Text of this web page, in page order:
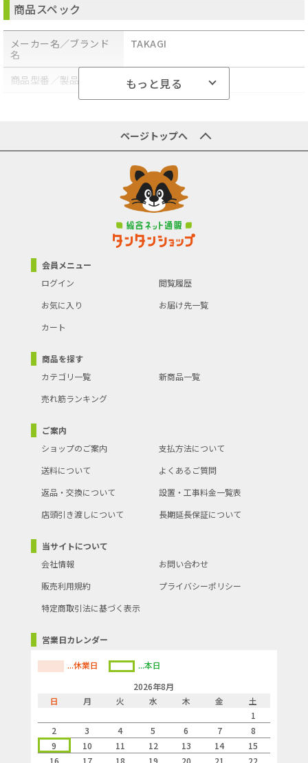
商品スペック
メーカー名／ブランド
名
TAKAGI
商品型番／製品番号
4907052371088
もっと見る
ページトップへ
会員メニュー
ログイン
閲覧履歴
お気に入り
お届け先一覧
カート
商品を探す
カテゴリ一覧
新商品一覧
売れ筋ランキング
ご案内
ショップのご案内
支払方法について
送料について
よくあるご質問
返品・交換について
設置・工事料金一覧表
店頭引き渡しについて
長期延長保証について
当サイトについて
会社情報
お問い合わせ
販売利用規約
プライバシーポリシー
特定商取引法に基づく表示
営業日カレンダー
...休業日
...本日
2026年8月
日
月 火 水 木 金
土
1
2
3 4 5 6 7
8
9
10 11 12 13 14
15
16
17 18 19 20 21 22